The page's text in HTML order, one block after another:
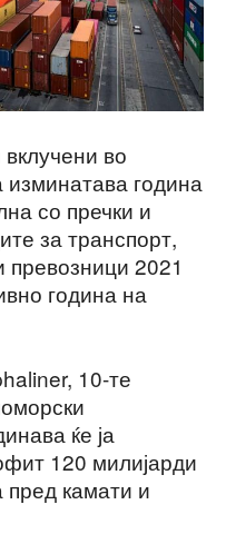
во
изминатава година
со пречки и
за транспорт,
превозници 2021
година на
10-те
ќе ја
120 милијарди
пред камати и